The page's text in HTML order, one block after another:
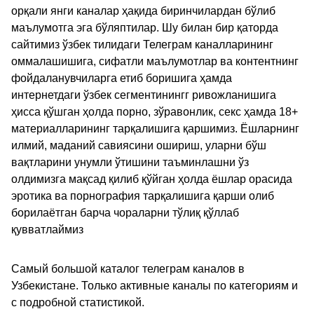
орқали янги каналар ҳақида биринчилардан бўлиб
маълумотга эга бўляптилар. Шу билан бир қаторда
сайтимиз ўзбек тилидаги Телеграм каналларининг
оммалашишига, сифатли маълумотлар ва контентнинг
фойдаланувчиларга етиб боришига ҳамда
интернетдаги ўзбек сегментинингг ривожланишига
ҳисса қўшган ҳолда порно, зўравонлик, секс ҳамда 18+
материалларининг тарқалишига қаршимиз. Ёшларнинг
илмий, маданий савиясини ошириш, уларни бўш
вақтларини унумли ўтишини таъминлашни ўз
олдимизга мақсад қилиб қўйган ҳолда ёшлар орасида
эротика ва порнография тарқалишига қарши олиб
борилаётган барча чораларни тўлиқ қўллаб
қувватлаймиз
Самый большой каталог телеграм каналов в
Узбекистане. Только активные каналы по категориям и
с подробной статистикой.